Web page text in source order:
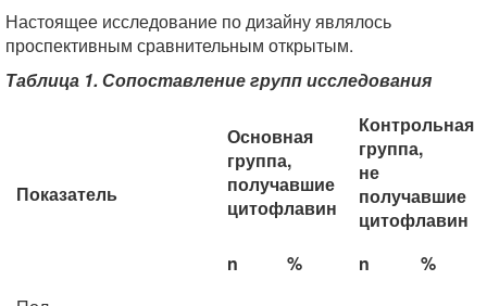
Настоящее исследование по дизайну являлось
проспективным сравнительным открытым.
Таблица 1. Сопоставление групп исследования
Показатель
Основная
группа,
получавшие
цитофлавин
Контрольная
группа,
не
получавшие
цитофлавин
n
% n
%